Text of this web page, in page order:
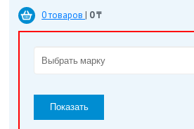
0 товаров | 0 ₸
Показать